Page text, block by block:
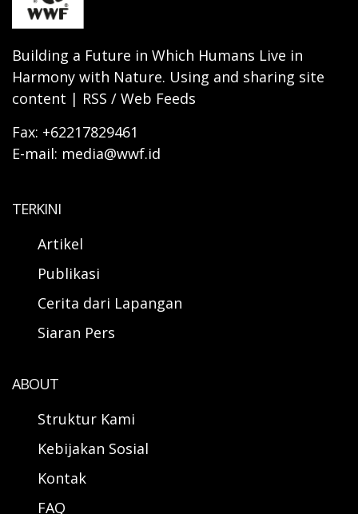
Building a Future in Which Humans Live in
Harmony with Nature. Using and sharing site
content | RSS / Web Feeds
Fax: +62217829461
E-mail: media@wwf.id
TERKINI
Artikel
Publikasi
Cerita dari Lapangan
Siaran Pers
ABOUT
Struktur Kami
Kebijakan Sosial
Kontak
FAQ